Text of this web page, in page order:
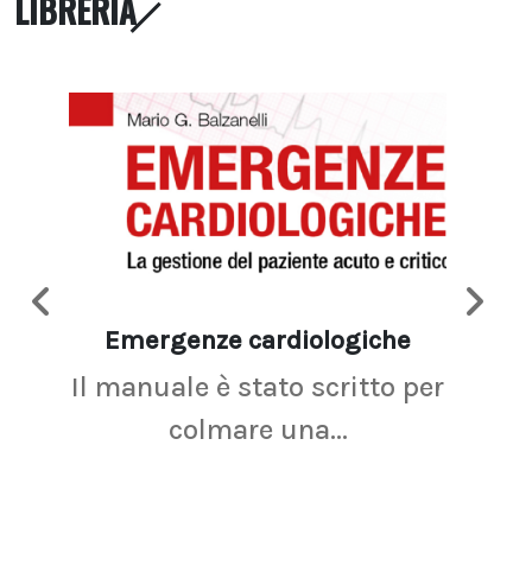
LIBRERIA
Emergenze cardiologiche
Il manuale è stato scritto per
colmare una...